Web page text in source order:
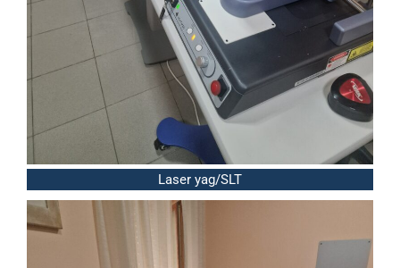
Laser yag/SLT